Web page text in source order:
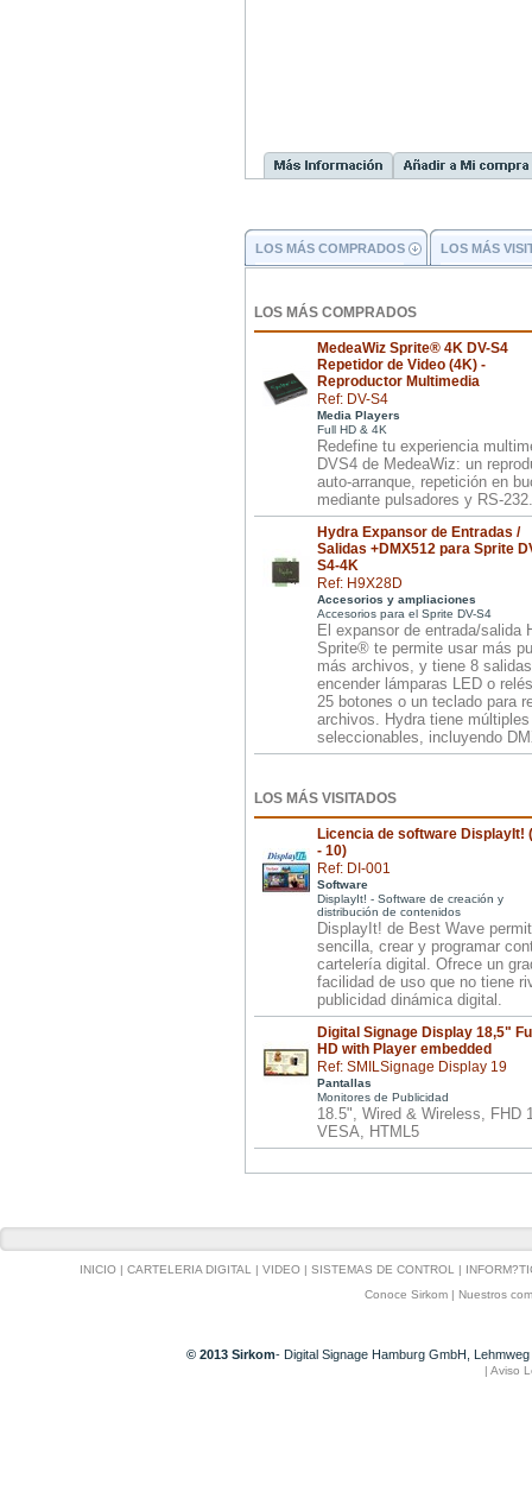
LOS MÁS COMPRADOS LOS MÁS
LOS MÁS COMPRADOS
MedeaWiz Sprite® 4K DV-S4
Repetidor de Video (4K) -
Reproductor Multimedia
Ref: DV-S4
Media Players
Full HD & 4K
Redefine tu experiencia
DVS4 de MedeaWiz: un
auto-arranque, repetición en
mediante pulsadores y RS-232.
Hydra Expansor de Entradas /
Salidas +DMX512 para Sprite
S4-4K
Ref: H9X28D
Accesorios y ampliaciones
Accesorios para el Sprite DV-S4
El expansor de entrada/salida
Sprite® te permite usar más
más archivos, y tiene 8
encender lámparas LED o
25 botones o un teclado para
archivos. Hydra tiene
seleccionables, incluyendo
LOS MÁS VISITADOS
Licencia de software DisplayIt!
- 10)
Ref: DI-001
Software
DisplayIt! - Software de creación y
distribución de contenidos
DisplayIt! de Best Wave
sencilla, crear y programar
cartelería digital. Ofrece un
facilidad de uso que no tiene
publicidad dinámica digital.
Digital Signage Display 18,5"
HD with Player embedded
Ref: SMILSignage Display 19
Pantallas
Monitores de Publicidad
18.5", Wired & Wireless, FHD
VESA, HTML5
INICIO | CARTELERIA DIGITAL | VIDEO | SISTEMAS DE CONTROL |
Conoce Sirkom| Nuestros
© 2013 Sirkom- Digital Signage Hamburg GmbH,
| Aviso